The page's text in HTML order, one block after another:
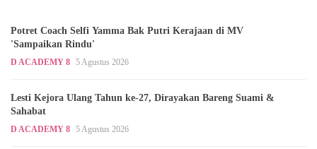
Potret Coach Selfi Yamma Bak Putri Kerajaan di MV
'Sampaikan Rindu'
D ACADEMY 8 5 Agustus 2026
Lesti Kejora Ulang Tahun ke-27, Dirayakan Bareng Suami &
Sahabat
D ACADEMY 8 5 Agustus 2026